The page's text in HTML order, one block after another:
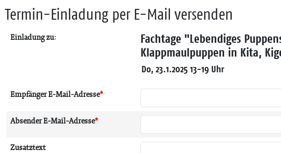
Termin-Einladung per E-Mail versenden
Einladung zu:
Fachtage "Lebendiges
Klappmaulpuppen in Kita,
Do, 23.1.2025 13-19 Uhr
Empfänger E-Mail-Adresse*
Absender E-Mail-Adresse*
Zusatztext